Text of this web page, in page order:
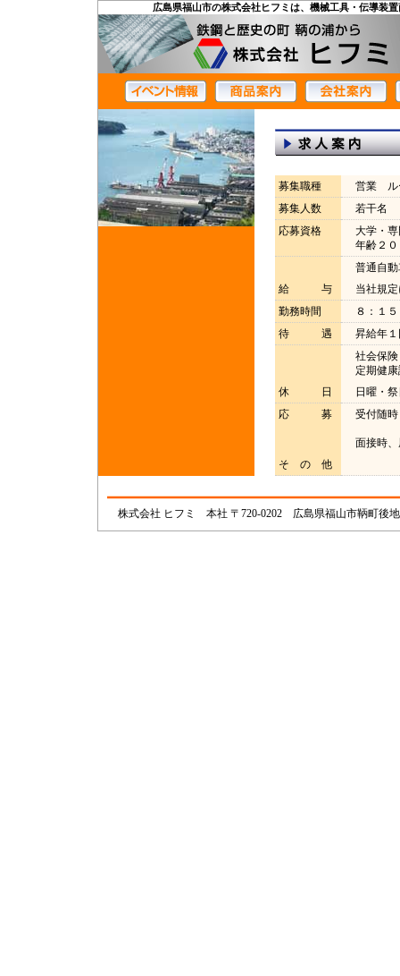
広島県福山市の株式会社ヒフミは、機械工具・伝導装
募集職種
営業 ル
募集人数
若干名
応募資格
大学・
年齢２
普通自
給 与
当社規
勤務時間
８：１
待 遇
昇給年
社会保険
定期健康
休 日
日曜・祭
応 募
受付随時
面接時
そ の 他
株式会社 ヒフミ 本社 〒720-0202 広島県福山市鞆町後